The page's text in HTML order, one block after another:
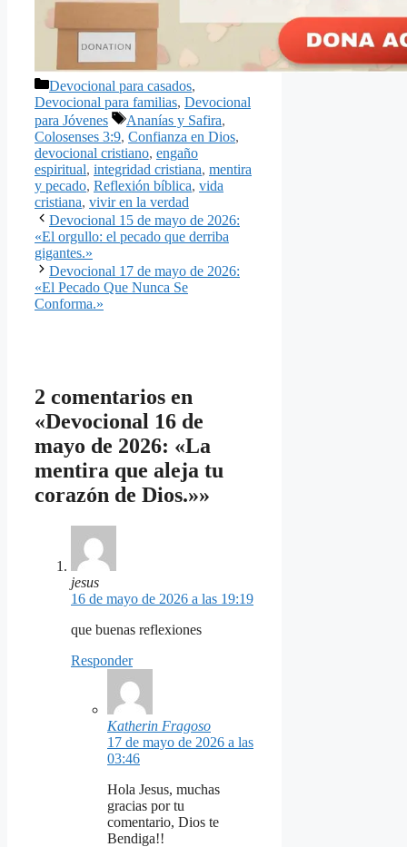
Categorías
Devocional para casados,
Devocional para familias, Devocional
para Jóvenes
Etiquetas
Ananías y Safira,
Colosenses 3:9, Confianza en Dios,
devocional cristiano, engaño
espiritual, integridad cristiana, mentira
y pecado, Reflexión bíblica, vida
cristiana, vivir en la verdad
Devocional 15 de mayo de 2026:
«El orgullo: el pecado que derriba
gigantes.»
Devocional 17 de mayo de 2026:
«El Pecado Que Nunca Se
Conforma.»
2 comentarios en
«Devocional 16 de
mayo de 2026: «La
mentira que aleja tu
corazón de Dios.»»
jesus
16 de mayo de 2026 a las 19:19
que buenas reflexiones
Responder
Katherin Fragoso
17 de mayo de 2026 a las
03:46
Hola Jesus, muchas
gracias por tu
comentario, Dios te
Bendiga!!